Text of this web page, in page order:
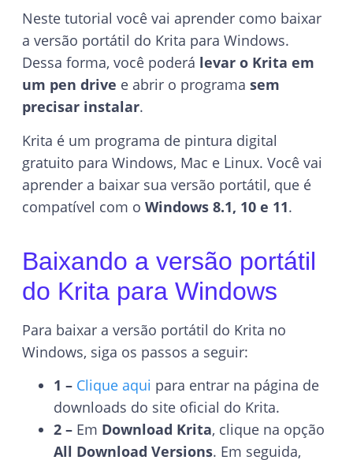
Neste tutorial você vai aprender como baixar
a versão portátil do Krita para Windows.
Dessa forma, você poderá levar o Krita em
um pen drive e abrir o programa sem
precisar instalar.
Krita é um programa de pintura digital
gratuito para Windows, Mac e Linux. Você vai
aprender a baixar sua versão portátil, que é
compatível com o Windows 8.1, 10 e 11.
Baixando a versão portátil
do Krita para Windows
Para baixar a versão portátil do Krita no
Windows, siga os passos a seguir:
1 – Clique aqui para entrar na página de
downloads do site oficial do Krita.
2 – Em Download Krita, clique na opção
All Download Versions. Em seguida,